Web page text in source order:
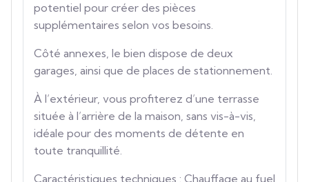
potentiel pour créer des pièces
supplémentaires selon vos besoins.
Côté annexes, le bien dispose de deux
garages, ainsi que de places de stationnement.
À l’extérieur, vous profiterez d’une terrasse
située à l’arrière de la maison, sans vis-à-vis,
idéale pour des moments de détente en
toute tranquillité.
Caractéristiques techniques : Chauffage au fuel